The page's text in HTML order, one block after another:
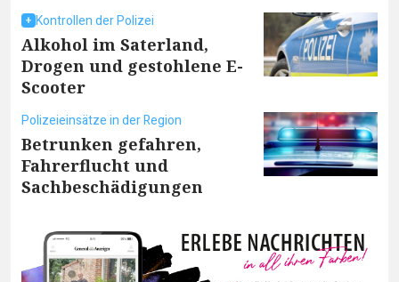
Kontrollen der Polizei
Alkohol im Saterland,
Drogen und gestohlene E-
Scooter
Polizeieinsätze in der Region
Betrunken gefahren,
Fahrerflucht und
Sachbeschädigungen